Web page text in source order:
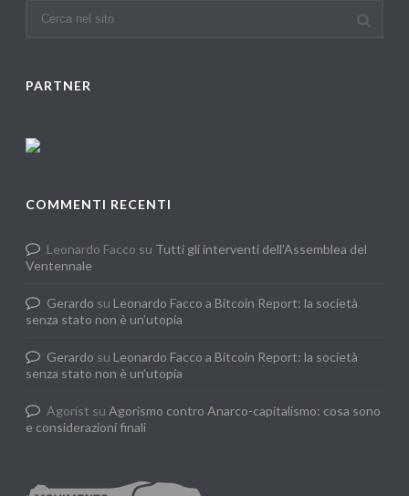
PARTNER
COMMENTI RECENTI
Leonardo Facco su Tutti gli interventi dell’Assemblea del
Ventennale
Gerardo su Leonardo Facco a Bitcoin Report: la società
senza stato non è un’utopia
Gerardo su Leonardo Facco a Bitcoin Report: la società
senza stato non è un’utopia
Agorist suAgorismo contro Anarco-capitalismo: cosa sono
e considerazioni finali